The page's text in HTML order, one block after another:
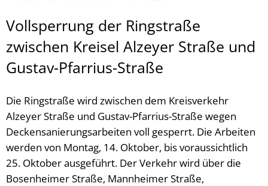
Vollsperrung der Ringstraße
zwischen Kreisel Alzeyer Straße und
Gustav-Pfarrius-Straße
Die Ringstraße wird zwischen dem Kreisverkehr
Alzeyer Straße und Gustav-Pfarrius-Straße wegen
Deckensanierungsarbeiten voll gesperrt. Die Arbeiten
werden von Montag, 14. Oktober, bis voraussichtlich
25. Oktober ausgeführt. Der Verkehr wird über die
Bosenheimer Straße, Mannheimer Straße,